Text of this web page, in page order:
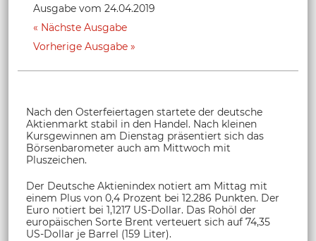
Ausgabe vom 24.04.2019
Nächste Ausgabe
Vorherige Ausgabe
Nach den Osterfeiertagen startete der deutsche
Aktienmarkt stabil in den Handel. Nach kleinen
Kursgewinnen am Dienstag präsentiert sich das
Börsenbarometer auch am Mittwoch mit
Pluszeichen.
Der Deutsche Aktienindex notiert am Mittag mit
einem Plus von 0,4 Prozent bei 12.286 Punkten. Der
Euro notiert bei 1,1217 US-Dollar. Das Rohöl der
europäischen Sorte Brent verteuert sich auf 74,35
US-Dollar je Barrel (159 Liter).